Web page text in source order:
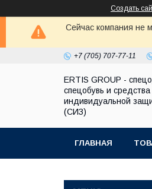
Создать
Сейчас компания не
+7 (705) 707-77-11
ERTIS GROUP -
спецобувь и средства
индивидуальной
(СИЗ)
ГЛАВНАЯ